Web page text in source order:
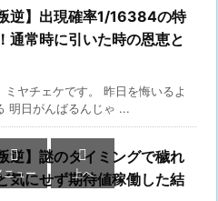
逆】出現確率1/16384の特
通常時に引いた時の恩恵と
ミヤチェケです。 昨日を悔いるよ
明日がんばるんじゃ ...
逆】謎のタイミングで穢れ
気にせず期待値稼働した結

ニュー

上へ